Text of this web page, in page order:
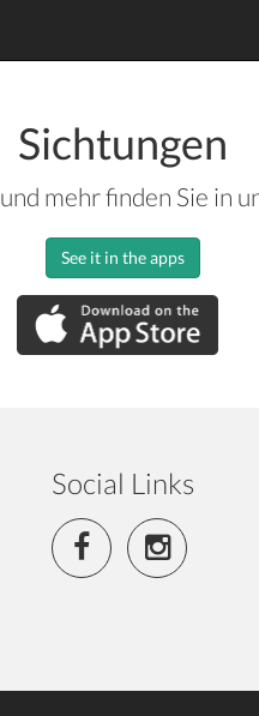
Sichtungen
mehr finden Sie in
See it in the apps
Social Links